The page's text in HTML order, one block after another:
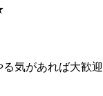
気があれば大歓